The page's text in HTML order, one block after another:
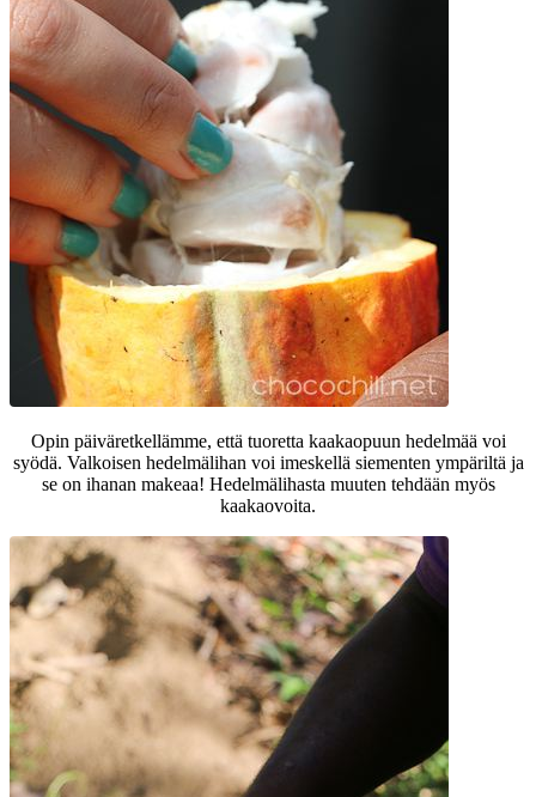
Opin päiväretkellämme, että tuoretta kaakaopuun hedelmää voi
syödä. Valkoisen hedelmälihan voi imeskellä siementen ympäriltä ja
se on ihanan makeaa! Hedelmälihasta muuten tehdään myös
kaakaovoita.